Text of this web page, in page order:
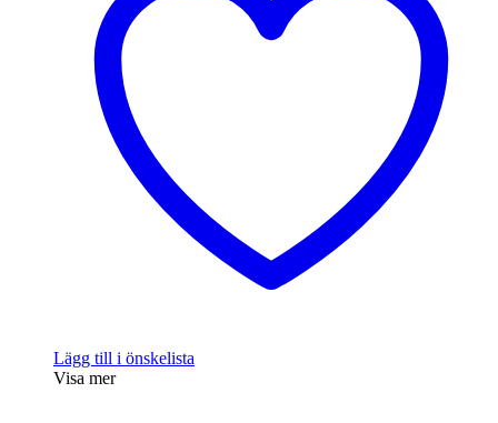
Lägg till i önskelista
Visa mer